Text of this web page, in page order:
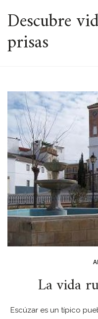
Descubre
prisas
La vida
Escúzar es un típico